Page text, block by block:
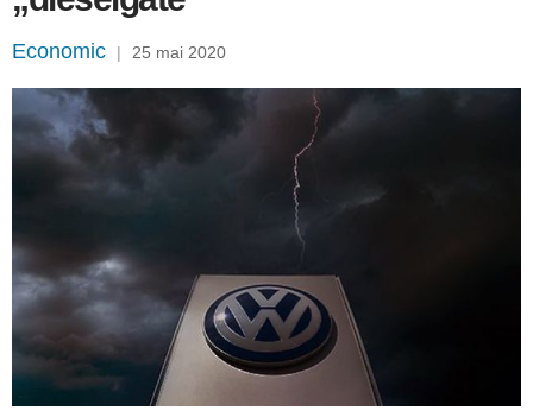
Economic | 25 mai 2020